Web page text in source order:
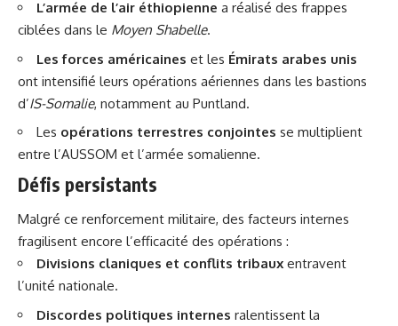
L’armée de l’air éthiopienne a réalisé des frappes
ciblées dans le Moyen Shabelle.
Les forces américaines et les Émirats arabes unis
ont intensifié leurs opérations aériennes dans les bastions
d’IS-Somalie, notamment au Puntland.
Les opérations terrestres conjointes se multiplient
entre l’AUSSOM et l’armée somalienne.
Défis persistants
Malgré ce renforcement militaire, des facteurs internes
fragilisent encore l’efficacité des opérations :
Divisions claniques et conflits tribaux entravent
l’unité nationale.
Discordes politiques internes ralentissent la